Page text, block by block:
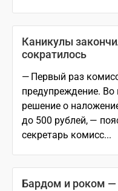
Каникулы
сократилось
— Первый раз
предупреждение.
решение о
до 500 рублей, —
секретарь комисс...
Бардом и роком —